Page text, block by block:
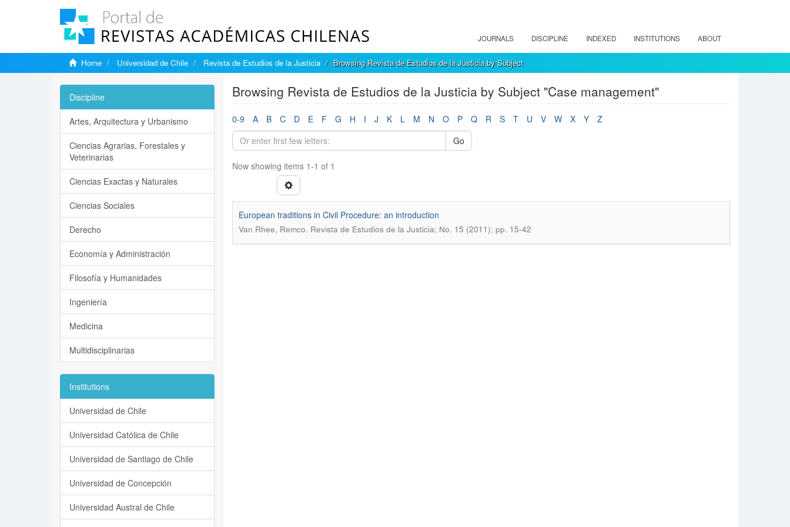
JOURNALS DISCIPLINE INDEXED INSTITUTIONS ABOUT
Home Universidad de Chile Revista de Estudios de la Justicia Browsing Revista de Estudios de la Justicia by Subject
Browsing Revista de Estudios de la Justicia by Subject "Case management"
0-9 A B C D E F G H I J K L M N O P Q R S T U V W X Y
Z
Go
Now showing items 1-1 of 1
European traditions in Civil Procedure: an introduction
Van Rhee, Remco. Revista de Estudios de la Justicia; No. 15 (2011); pp. 15-42
Discipline
Artes, Arquitectura y Urbanismo
Ciencias Agrarias, Forestales y
Veterinarias
Ciencias Exactas y Naturales
Ciencias Sociales
Derecho
Economía y Administración
Filosofía y Humanidades
Ingeniería
Medicina
Multidisciplinarias
Institutions
Universidad de Chile
Universidad Católica de Chile
Universidad de Santiago de Chile
Universidad de Concepción
Universidad Austral de Chile